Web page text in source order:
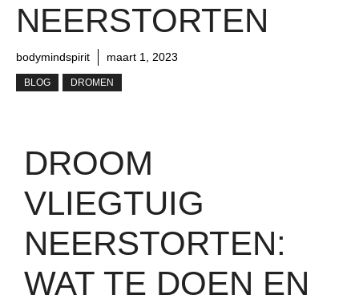
NEERSTORTEN
bodymindspirit maart 1, 2023
BLOG DROMEN
DROOM
VLIEGTUIG
NEERSTORTEN:
WAT TE DOEN EN